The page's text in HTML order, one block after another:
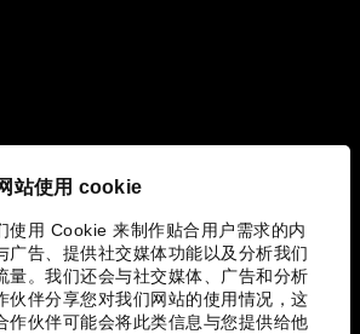
站使用 cookie
使用 Cookie 来制作贴合用户需求的内
广告、提供社交媒体功能以及分析我们
量。我们还会与社交媒体、广告和分析
伙伴分享您对我们网站的使用情况，这
作伙伴可能会将此类信息与您提供给他